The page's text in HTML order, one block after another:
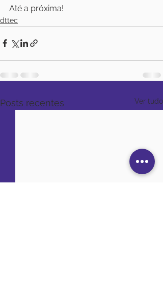
Até a próxima!
dttec
Posts recentes Ver tudo